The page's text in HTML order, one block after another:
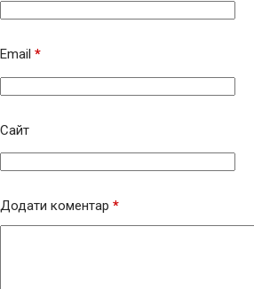
Email *
Сайт
Додати коментар *